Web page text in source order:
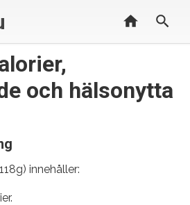
och hälsonytta
innehåller: